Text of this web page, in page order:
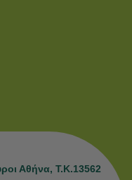
Αθήνα, Τ.Κ.13562